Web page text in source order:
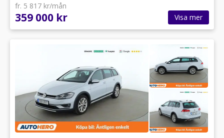
fr. 5 817 kr/mån
359 000 kr Visa mer